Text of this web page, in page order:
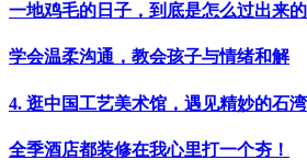
一地鸡毛的日子，到底是怎么过出来的
学会温柔沟通，教会孩子与情绪和解
4. 逛中国工艺美术馆，遇见精妙的石
全季酒店都装修在我心里打一个夯！